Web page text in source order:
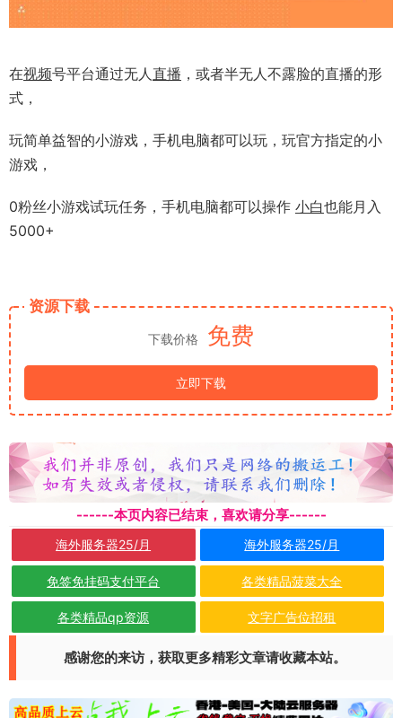
在视频号平台通过无人 直播 ，或者半无人不露脸的直播的形
式，
玩简单益智的小游戏，手机电脑都可以玩，玩官方指定的小
游戏，
0粉丝小游戏试玩任务，手机电脑都可以操作 小白也能月入
5000+
资源下载
下载价格 免费
立即下载
------本页内容已结束，喜欢请分享------
海外服务器25/月 海外服务器25/月
免签免挂码支付平台 各类精品菠菜大全
各类精品qp资源 文字广告位招租
感谢您的来访，获取更多精彩文章请收藏本站。